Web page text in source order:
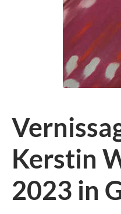
Kerstin
2023 in